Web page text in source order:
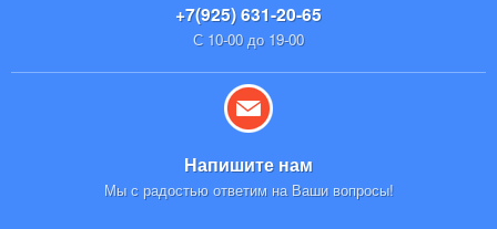
+7(925) 631-20-65
С 10-00 до 19-00
Напишите нам
Мы с радостью ответим на Ваши вопросы!